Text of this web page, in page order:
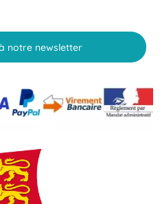
notre newsletter